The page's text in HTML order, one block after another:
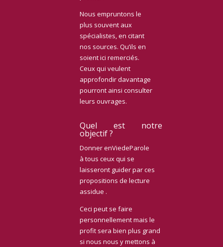
Nous empruntons le
plus souvent aux
spécialistes, en citant
nos sources. Qu’ils en
soient ici remerciés.
Ceux qui veulent
approfondir davantage
pourront ainsi consulter
leurs ouvrages.
Quel est notre
objectif ?
Donner enViedeParole
à tous ceux qui se
laisseront guider par ces
propositions de lecture
assidue .
Ceci peut se faire
personnellement mais le
profit sera bien plus grand
si nous nous y mettons à